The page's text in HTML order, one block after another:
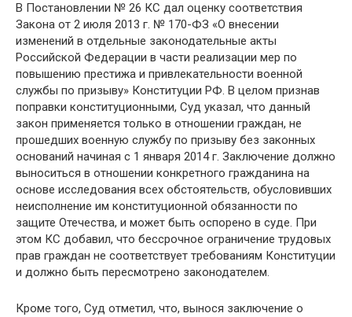
В Постановлении № 26 КС дал оценку соответствия
Закона от 2 июля 2013 г. № 170-ФЗ «О внесении
изменений в отдельные законодательные акты
Российской Федерации в части реализации мер по
повышению престижа и привлекательности военной
службы по призыву» Конституции РФ. В целом признав
поправки конституционными, Суд указал, что данный
закон применяется только в отношении граждан, не
прошедших военную службу по призыву без законных
оснований начиная с 1 января 2014 г. Заключение должно
выноситься в отношении конкретного гражданина на
основе исследования всех обстоятельств, обусловивших
неисполнение им конституционной обязанности по
защите Отечества, и может быть оспорено в суде. При
этом КС добавил, что бессрочное ограничение трудовых
прав граждан не соответствует требованиям Конституции
и должно быть пересмотрено законодателем.
Кроме того, Суд отметил, что, вынося заключение о